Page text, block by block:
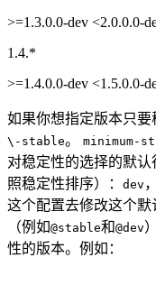
>=1.3.0.0-dev <2.0.0.0-
1.4.*
>=1.4.0.0-dev <1.5.0.0-
如果你想指定版本只
\-stable。 minimum-
对稳定性的选择的默认
照稳定性排序）： dev ，
这个配置去修改这个
（例如@stable和@dev
性的版本。例如：